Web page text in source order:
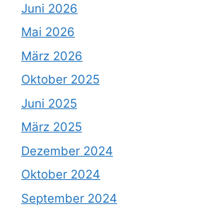
Juni 2026
Mai 2026
März 2026
Oktober 2025
Juni 2025
März 2025
Dezember 2024
Oktober 2024
September 2024